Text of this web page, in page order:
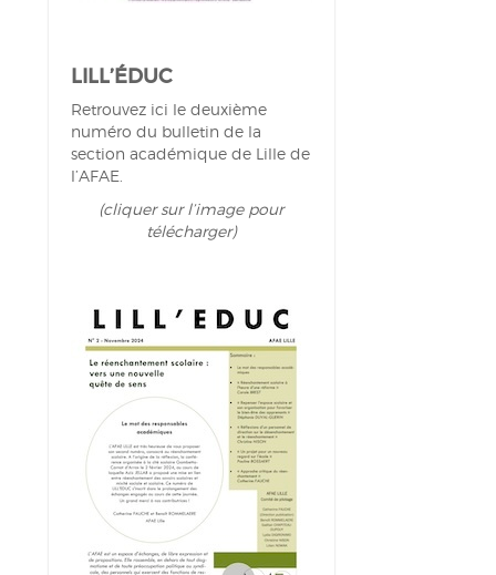
LILL’ÉDUC
Retrouvez ici le deuxième
numéro du bulletin de la
section académique de Lille de
l’AFAE.
(cliquer sur l’image pour
télécharger)